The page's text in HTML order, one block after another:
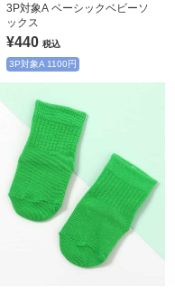
3P対象A ベーシックベビーソ
ックス
¥440 税込
3P対象A 1100円